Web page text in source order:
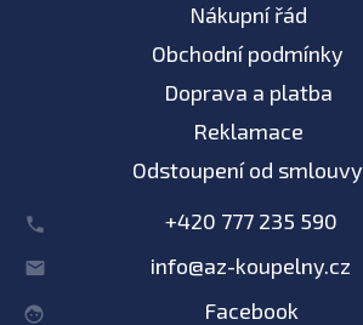
Nákupní řád
Obchodní podmínky
Doprava a platba
Reklamace
Odstoupení od smlouvy
+420 777 235 590
info@az-koupelny.cz
Facebook